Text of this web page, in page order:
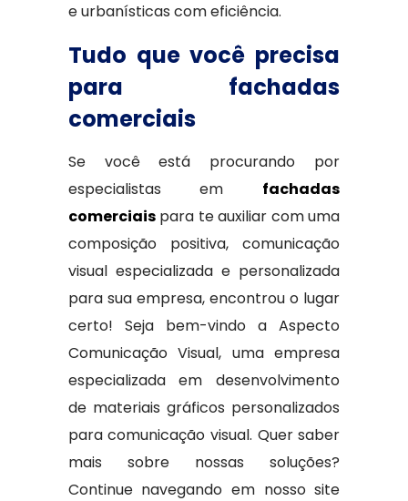
e urbanísticas com eficiência.
Tudo que você precisa
para fachadas
comerciais
Se você está procurando por
especialistas em fachadas
comerciaispara te auxiliar com uma
composição positiva, comunicação
visual especializada e personalizada
para sua empresa, encontrou o lugar
certo! Seja bem-vindo a Aspecto
Comunicação Visual, uma empresa
especializada em desenvolvimento
de materiais gráficos personalizados
para comunicação visual. Quer saber
mais sobre nossas soluções?
Continue navegando em nosso site